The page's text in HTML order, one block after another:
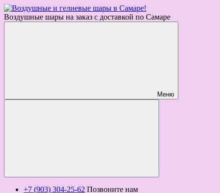
Воздушные шары на заказ с доставкой по Самаре
Меню
+7 (903) 304-25-62 Позвоните нам